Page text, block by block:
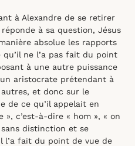
à Alexandre de se retirer
à sa question, Jésus
absolue les rapports
ne l’a pas fait du point
à une autre puissance
aristocrate prétendant à
et donc sur le
de ce qu’il appelait en
», c’est-à-dire « hom », « on
sans distinction et se
l’a fait du point de vue de